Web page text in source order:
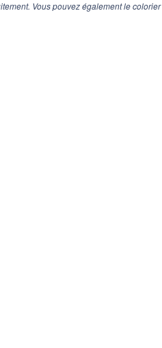
Vous pouvez également le